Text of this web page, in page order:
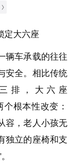
定大六座
辆车承载的往往
安全。相比传统
排，大六座
个根本性改变：
容，老人小孩无
独立的座椅和支